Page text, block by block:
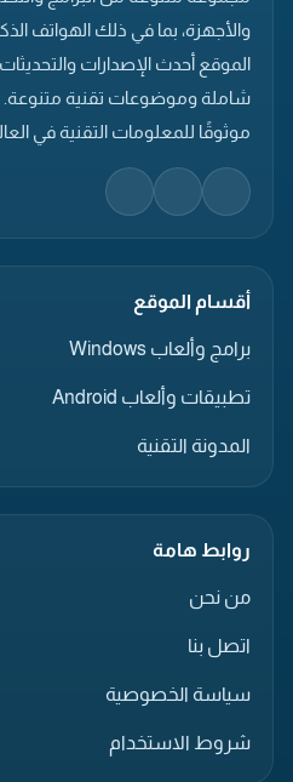
والأجهزة، بما في ذلك الهواتف
الموقع أحدث الإصدارات
شاملة وموضوعات تقنية متنوعة.
موثوقًا للمعلومات التقنية في
أقسام الموقع
برامج وألعاب Windows
تطبيقات وألعاب Android
المدونة التقنية
روابط هامة
من نحن
اتصل بنا
سياسة الخصوصية
شروط الاستخدام